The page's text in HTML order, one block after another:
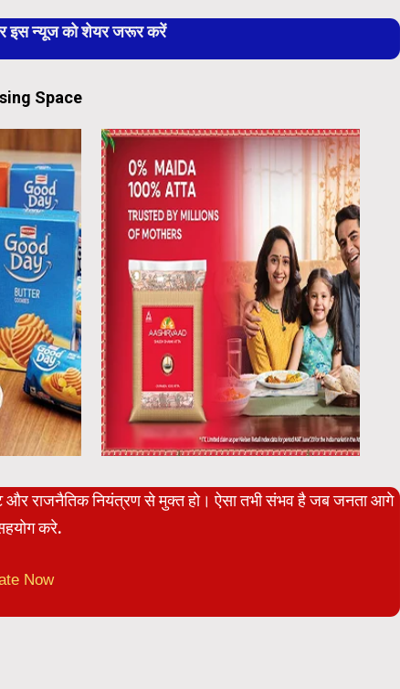
इस न्यूज को शेयर जरूर करें
Space
और राजनैतिक नियंत्रण से मुक्त हो। ऐसा तभी संभव है जब जनता आगे
करे.
Now